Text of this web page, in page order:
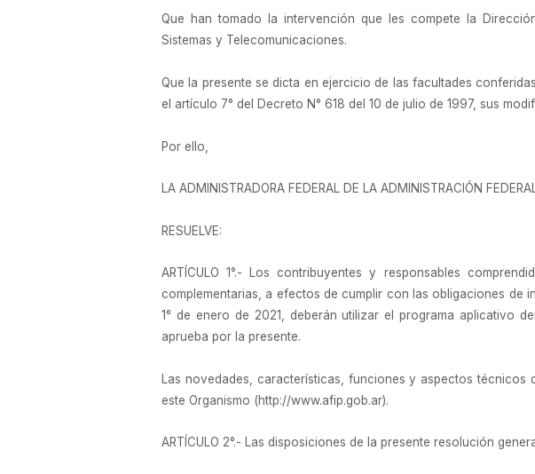
Que han tomado la intervención que les compete la
Sistemas y Telecomunicaciones.
Que la presente se dicta en ejercicio de las facultades
el artículo 7° del Decreto N° 618 del 10 de julio de 1997, sus
Por ello,
LA ADMINISTRADORA FEDERAL DE LA ADMINISTRACIÓN
RESUELVE:
ARTÍCULO 1°.- Los contribuyentes y responsables
complementarias, a efectos de cumplir con las obligaciones
1° de enero de 2021, deberán utilizar el programa aplicativo
aprueba por la presente.
Las novedades, características, funciones y aspectos técnicos
este Organismo (http://www.afip.gob.ar).
ARTÍCULO 2°.- Las disposiciones de la presente resolución